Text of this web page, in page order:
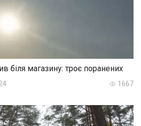
біля магазину: троє поранених
1667